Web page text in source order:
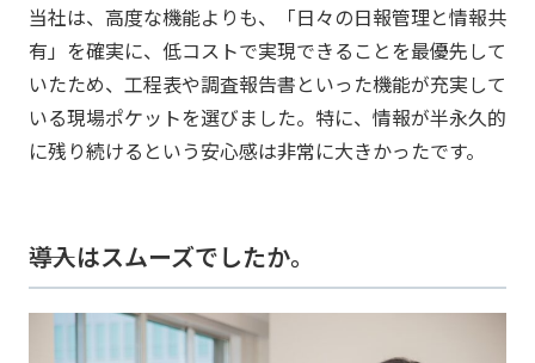
当社は、高度な機能よりも、「日々の日報管理と情報共
有」を確実に、低コストで実現できることを最優先して
いたため、工程表や調査報告書といった機能が充実して
いる現場ポケットを選びました。特に、情報が半永久的
に残り続けるという安心感は非常に大きかったです。
――導入はスムーズでしたか。